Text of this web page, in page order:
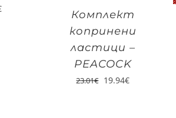
Комплект
копринени
ластици –
PEACOCK
23.01€ 19.94€